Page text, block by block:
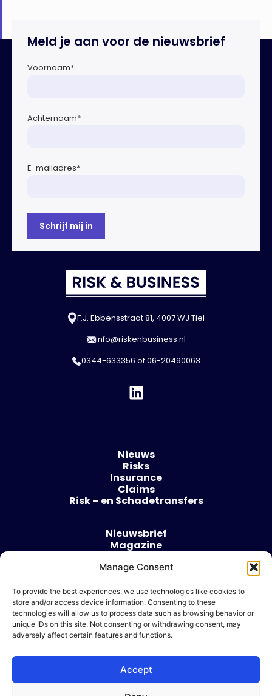
Manage Consent
To provide the best experiences, we use technologies like cookies to
store and/or access device information. Consenting to these
technologies will allow us to process data such as browsing behavior or
unique IDs on this site. Not consenting or withdrawing consent, may
adversely affect certain features and functions.
Accept
Meld je aan voor de nieuwsbrief
Voornaam*
Achternaam*
E-mailadres*
F.J. Ebbensstraat 81, 4007 WJ Tiel
info@riskenbusiness.nl
0344-633356 of06-20490063
Nieuws
Risks
Insurance
Claims
Risk – en Schadetransfers
Nieuwsbrief
Magazine
Over
Algemene voorwaarden
Cookie beleid
Ik wil adverteren